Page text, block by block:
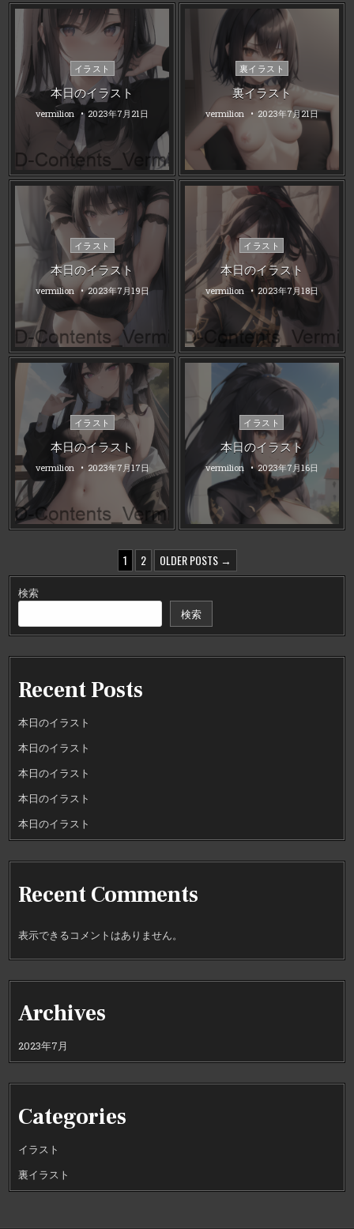
Posted
in
イラスト
本日のイラスト
vermilion 2023年7月21日
Posted
in
裏イラスト
裏イラスト
vermilion 2023年7月21日
Posted
in
イラスト
本日のイラスト
vermilion 2023年7月19日
Posted
イラスト
本日のイラスト
vermilion 2023年7月18日
Posted
in
イラスト
本日のイラスト
vermilion 2023年7月17日
Posted
in
イラスト
本日のイラスト
vermilion 2023年7月16日
稿
の
ペ
ー
送
り
1 2 OLDER POSTS →
検索
検索
Recent Posts
本日のイラスト
本日のイラスト
本日のイラスト
本日のイラスト
本日のイラスト
Recent Comments
表示できるコメントはありません。
Archives
2023年7月
Categories
イラスト
裏イラスト